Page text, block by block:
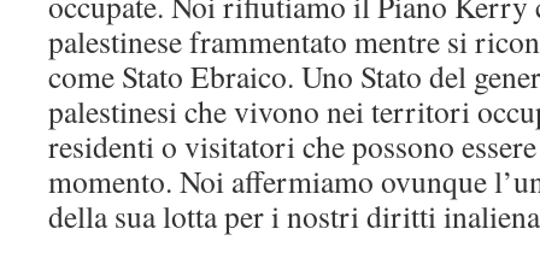
palestinese frammentato mentre si
come Stato Ebraico. Uno Stato del
palestinesi che vivono nei territori
residenti o visitatori che possono
momento. Noi affermiamo ovunque
della sua lotta per i nostri diritti